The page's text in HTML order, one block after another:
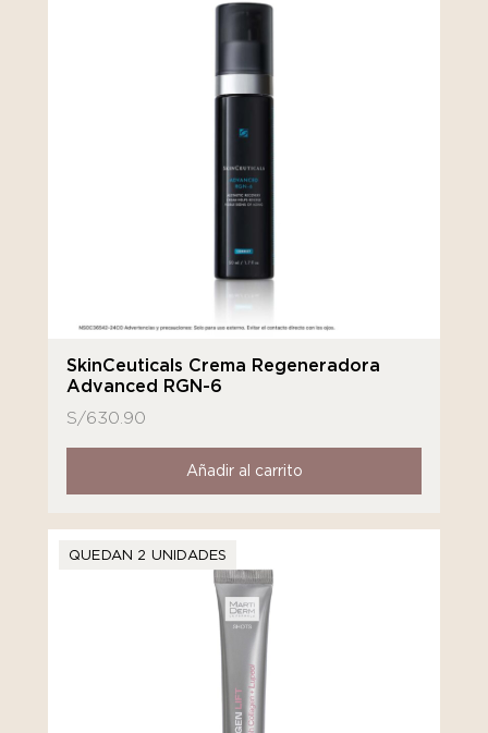
SkinCeuticals Crema Regeneradora
Advanced RGN-6
S/630.90
Añadir al carrito
QUEDAN 2 UNIDADES